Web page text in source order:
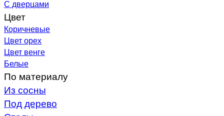
С дверцами
Цвет
Коричневые
Цвет орех
Цвет венге
Белые
По материалу
Из сосны
Под дерево